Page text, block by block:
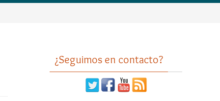
¿Seguimos en contacto?